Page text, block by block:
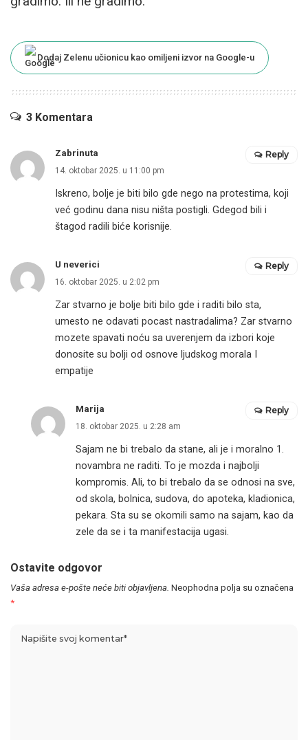
Dodaj Zelenu učionicu kao omiljeni izvor na Google-u
3 Komentara
Zabrinuta
14. oktobar 2025. u 11:00 pm
Iskreno, bolje je biti bilo gde nego na protestima, koji
već godinu dana nisu ništa postigli. Gdegod bili i
štagod radili biće korisnije.
Reply
U neverici
16. oktobar 2025. u 2:02 pm
Zar stvarno je bolje biti bilo gde i raditi bilo sta,
umesto ne odavati pocast nastradalima? Zar stvarno
mozete spavati noću sa uverenjem da izbori koje
donosite su bolji od osnove ljudskog morala I
empatije
Reply
Marija
18. oktobar 2025. u 2:28 am
Sajam ne bi trebalo da stane, ali je i moralno 1.
novambra ne raditi. To je mozda i najbolji
kompromis. Ali, to bi trebalo da se odnosi na sve,
od skola, bolnica, sudova, do apoteka, kladionica,
pekara. Sta su se okomili samo na sajam, kao da
zele da se i ta manifestacija ugasi.
Reply
Ostavite odgovor
Vaša adresa e-pošte neće biti objavljena. Neophodna polja su označena
*